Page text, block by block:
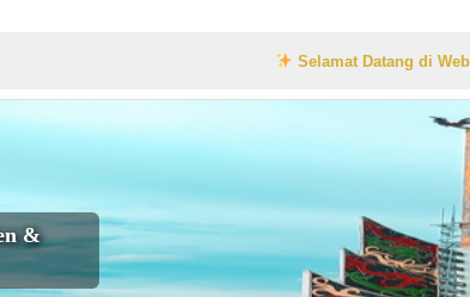
Selamat Datang di Website
&